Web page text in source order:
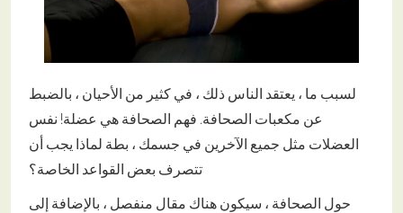
لسبب ما ، يعتقد الناس ذلك ، في كثير من الأحيان ، بالضبط
عن مكعبات الصحافة. فهم الصحافة هي عضلة! نفس
العضلات مثل جميع الآخرين في جسمك ، بطة لماذا يجب أن
تتصرف بعض القواعد الخاصة؟
حول الصحافة ، سيكون هناك مقال منفصل ، بالإضافة إلى